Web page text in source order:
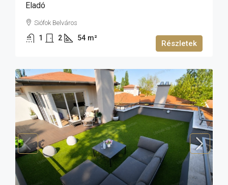
Eladó
Siófok Belváros
1 2 54 m²
Részletek